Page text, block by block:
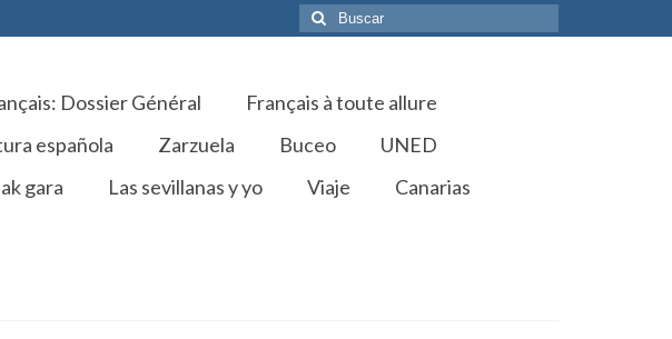
Buscar
por:
Dossier Général
Français à toute allure
española Zarzuela Buceo
UNED
gara Las sevillanas y yo Viaje
Canarias